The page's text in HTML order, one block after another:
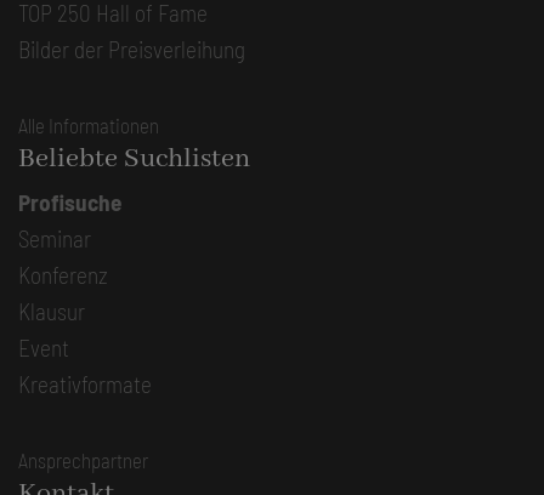
TOP 250 Hall of Fame
Bilder der Preisverleihung
Alle Informationen
Beliebte Suchlisten
Profisuche
Seminar
Konferenz
Klausur
Event
Kreativformate
Ansprechpartner